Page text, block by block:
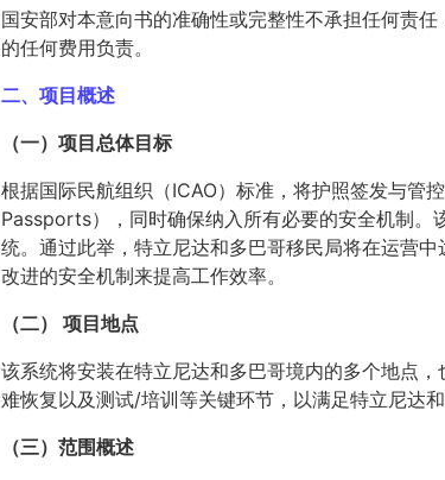
国安部对本意向书的准确性或完整性不承担任何责
的任何费用负责。
二、项目概述
（一）项目总体目标
根据国际民航组织（ICAO）标准，将护照签发与管
Passports），同时确保纳入所有必要的安全机制。
统。通过此举，特立尼达和多巴哥移民局将在运营
改进的安全机制来提高工作效率。
（二） 项目地点
该系统将安装在特立尼达和多巴哥境内的多个地点
难恢复以及测试/培训等关键环节，以满足特立尼达
（三）范围概述